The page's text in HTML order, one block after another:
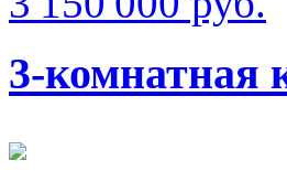
3-комнатная